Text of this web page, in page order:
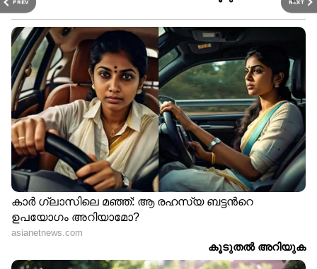
PREV NEXT
8864 8903 9122 9224 9257 9316 9390 9431 9515
9685 9866 9997